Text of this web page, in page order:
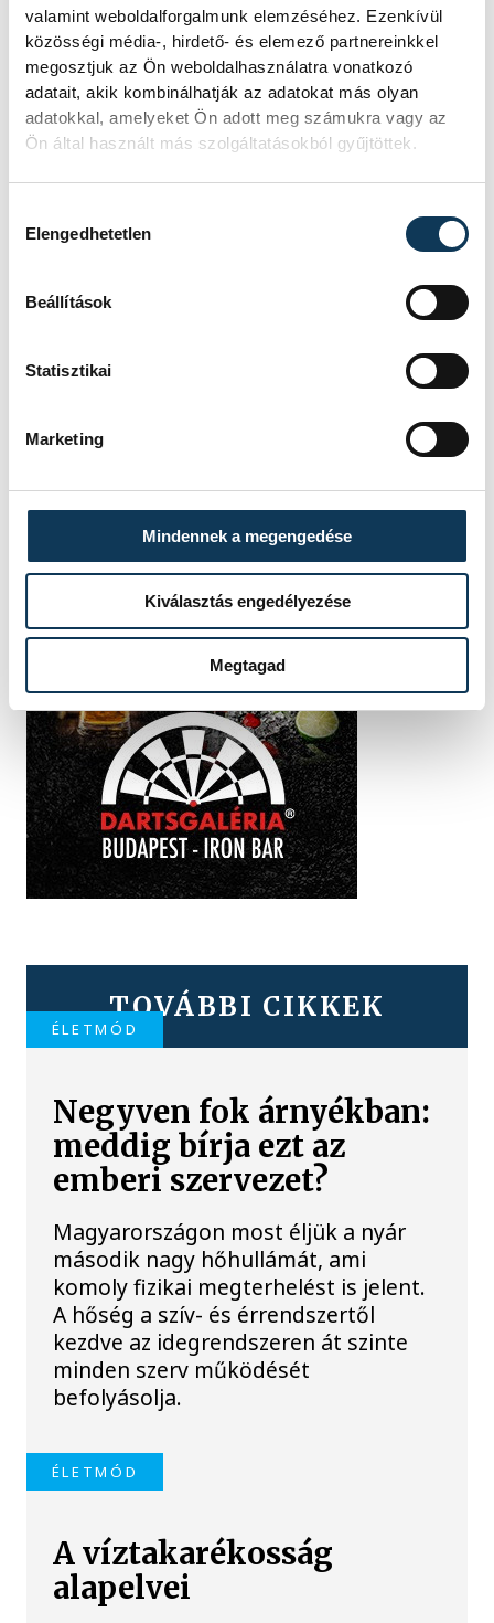
valamint weboldalforgalmunk elemzéséhez. Ezenkívül
közösségi média-, hirdető- és elemező partnereinkkel
megosztjuk az Ön weboldalhasználatra vonatkozó
adatait, akik kombinálhatják az adatokat más olyan
adatokkal, amelyeket Ön adott meg számukra vagy az
Ön által használt más szolgáltatásokból gyűjtöttek.
Elengedhetetlen
Beállítások
Statisztikai
Marketing
Mindennek a megengedése
Kiválasztás engedélyezése
Megtagad
vehir.hu
TOVÁBBI CIKKEK
ÉLETMÓD
Negyven fok árnyékban:
meddig bírja ezt az
emberi szervezet?
Magyarországon most éljük a nyár
második nagy hőhullámát, ami
komoly fizikai megterhelést is jelent.
A hőség a szív- és érrendszertől
kezdve az idegrendszeren át szinte
minden szerv működését
befolyásolja.
ÉLETMÓD
A víztakarékosság
alapelvei